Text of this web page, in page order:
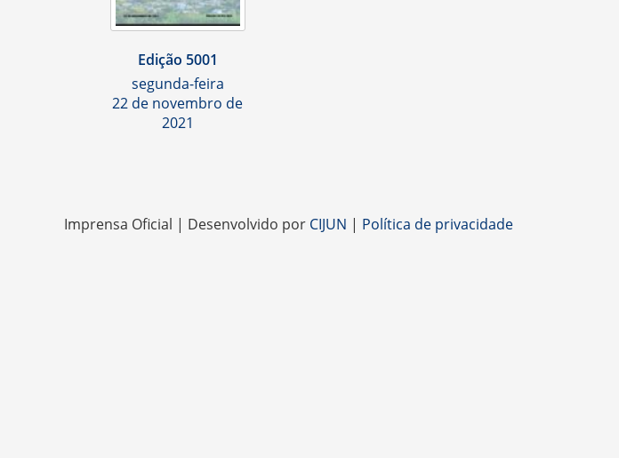
Edição 5001
segunda-feira
22 de novembro de
2021
Imprensa Oficial | Desenvolvido por CIJUN | Política de privacidade